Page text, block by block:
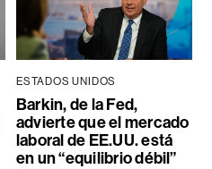
ESTADOS UNIDOS
Barkin, de la Fed,
advierte que el mercado
laboral de EE.UU. está
en un “equilibrio débil”